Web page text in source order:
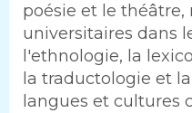
poésie et le théâtre,
universitaires dans
l'ethnologie, la
la traductologie et
langues et cultures